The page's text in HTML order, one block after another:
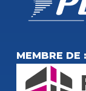
MEMBRE DE :